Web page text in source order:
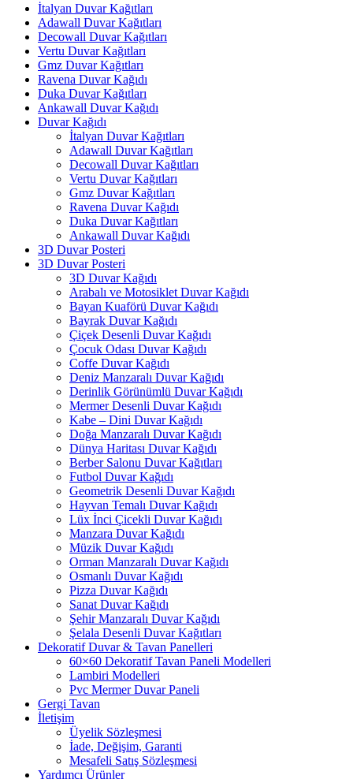
İtalyan Duvar Kağıtları
Adawall Duvar Kağıtları
Decowall Duvar Kağıtları
Vertu Duvar Kağıtları
Gmz Duvar Kağıtları
Ravena Duvar Kağıdı
Duka Duvar Kağıtları
Ankawall Duvar Kağıdı
Duvar Kağıdı
İtalyan Duvar Kağıtları
Adawall Duvar Kağıtları
Decowall Duvar Kağıtları
Vertu Duvar Kağıtları
Gmz Duvar Kağıtları
Ravena Duvar Kağıdı
Duka Duvar Kağıtları
Ankawall Duvar Kağıdı
3D Duvar Posteri
3D Duvar Posteri
3D Duvar Kağıdı
Arabalı ve Motosiklet Duvar Kağıdı
Bayan Kuaförü Duvar Kağıdı
Bayrak Duvar Kağıdı
Çiçek Desenli Duvar Kağıdı
Çocuk Odası Duvar Kağıdı
Coffe Duvar Kağıdı
Deniz Manzaralı Duvar Kağıdı
Derinlik Görünümlü Duvar Kağıdı
Mermer Desenli Duvar Kağıdı
Kabe – Dini Duvar Kağıdı
Doğa Manzaralı Duvar Kağıdı
Dünya Haritası Duvar Kağıdı
Berber Salonu Duvar Kağıtları
Futbol Duvar Kağıdı
Geometrik Desenli Duvar Kağıdı
Hayvan Temalı Duvar Kağıdı
Lüx İnci Çicekli Duvar Kağıdı
Manzara Duvar Kağıdı
Müzik Duvar Kağıdı
Orman Manzaralı Duvar Kağıdı
Osmanlı Duvar Kağıdı
Pizza Duvar Kağıdı
Sanat Duvar Kağıdı
Şehir Manzaralı Duvar Kağıdı
Şelala Desenli Duvar Kağıtları
Dekoratif Duvar & Tavan Panelleri
60×60 Dekoratif Tavan Paneli Modelleri
Lambiri Modelleri
Pvc Mermer Duvar Paneli
Gergi Tavan
İletişim
Üyelik Sözleşmesi
İade, Değişim, Garanti
Mesafeli Satış Sözleşmesi
Yardımcı Ürünler